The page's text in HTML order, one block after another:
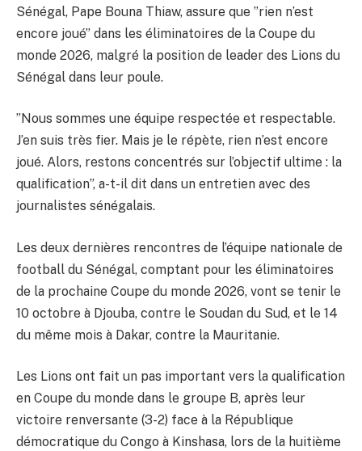
Sénégal, Pape Bouna Thiaw, assure que ”rien n’est
encore joué” dans les éliminatoires de la Coupe du
monde 2026, malgré la position de leader des Lions du
Sénégal dans leur poule.
”Nous sommes une équipe respectée et respectable.
J’en suis très fier. Mais je le répète, rien n’est encore
joué. Alors, restons concentrés sur l’objectif ultime : la
qualification”, a-t-il dit dans un entretien avec des
journalistes sénégalais.
Les deux dernières rencontres de l’équipe nationale de
football du Sénégal, comptant pour les éliminatoires
de la prochaine Coupe du monde 2026, vont se tenir le
10 octobre à Djouba, contre le Soudan du Sud, et le 14
du même mois à Dakar, contre la Mauritanie.
Les Lions ont fait un pas important vers la qualification
en Coupe du monde dans le groupe B, après leur
victoire renversante (3-2) face à la République
démocratique du Congo à Kinshasa, lors de la huitième